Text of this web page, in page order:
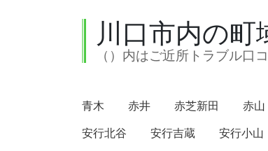
川口市内の町
（）内はご近所トラブル口
青木 赤井 赤芝新田 赤山
安行北谷
安行吉蔵 安行小山